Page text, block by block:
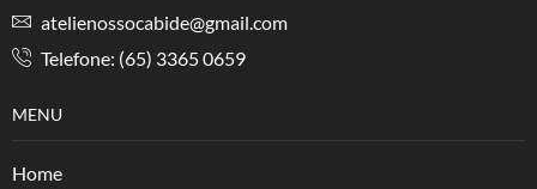
atelienossocabide@gmail.com
Telefone: (65) 3365 0659
MENU
Home